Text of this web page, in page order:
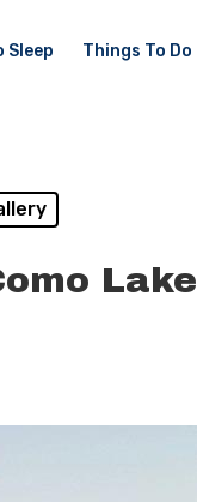
Sleep Things To Do
Lake